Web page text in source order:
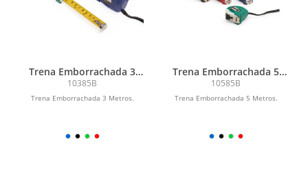
Trena Emborrachada 3
Metros
10385B
Trena Emborrachada 3 Metros.
Trena Emborrachada 5
Metros
10585B
Trena Emborrachada 5 Metros.